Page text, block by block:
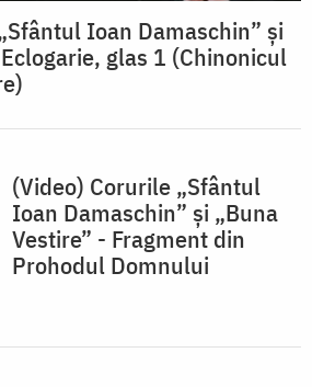
Ioan Damaschin” și
glas 1 (Chinonicul
(Video) Corurile „Sfântul
Ioan Damaschin” și „Buna
Vestire” - Fragment din
Prohodul Domnului